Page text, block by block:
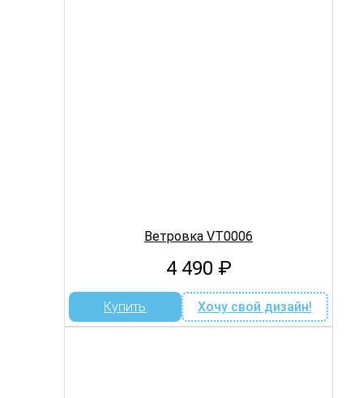
Ветровка VT0006
4 490 ₽
Купить Хочу свой дизайн!